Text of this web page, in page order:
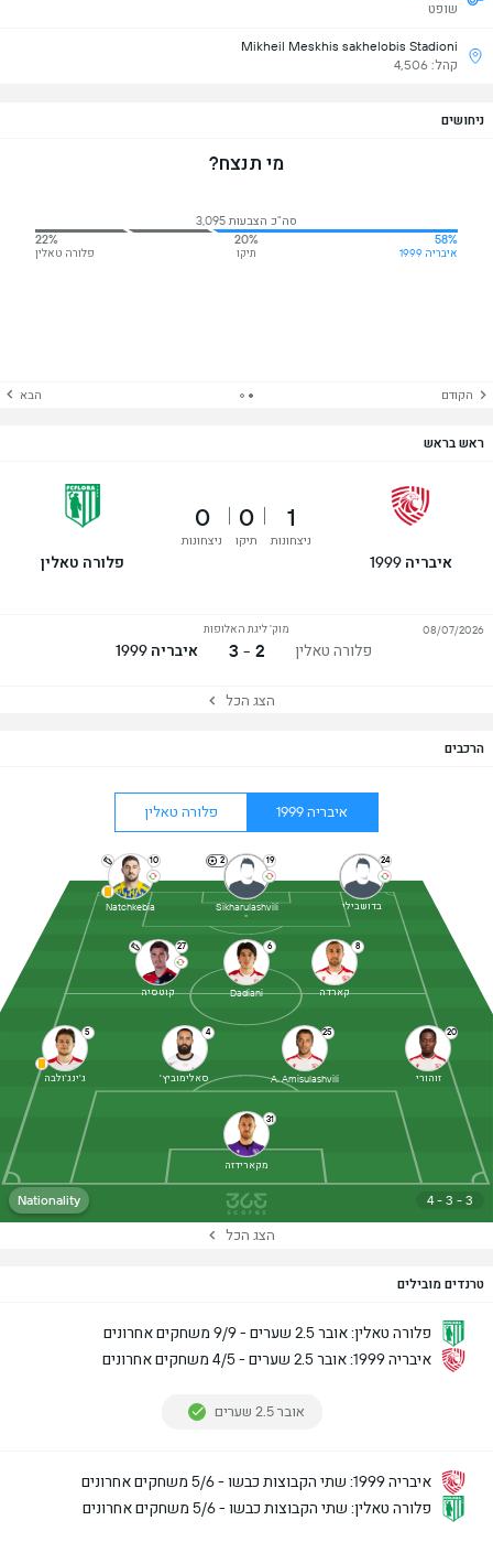
הרכבים
איבריה 1999 פלורה טאלין
4 - 3 - 3
Nationality
31
מקארידזה
5
ג'ינג'ולבה
4
סאלימוביץ'
25
A. Amisulashvili
20
זוהורי
27
קוטסיה
6
Dadiani
8
קארדה
10
Natchkebia
19
2
Sikharulashvili
24
בדושבילי
הצג הכל
שופט
Mikheil Meskhis sakhelobis Stadioni
קהל: 4,506
ניחושים
מי תנצח?
סה"כ הצבעות 3,095
58%
איבריה 1999
20%
תיקו
22%
פלורה טאלין
הקודם הבא
טרנדים מובילים
פלורה טאלין: אובר 2.5 שערים - 9/9 משחקים אחרונים
איבריה 1999: אובר 2.5 שערים - 4/5 משחקים אחרונים
אובר 2.5 שערים
איבריה 1999: שתי הקבוצות כבשו - 5/6 משחקים אחרונים
פלורה טאלין: שתי הקבוצות כבשו - 5/6 משחקים אחרונים
ראש בראש
איבריה 1999
1
ניצחונות
0
תיקו
0
ניצחונות
פלורה טאלין
פלורה טאלין
מוק' ליגת האלופות
2 - 3 איבריה 1999
08/07/2026
הצג הכל